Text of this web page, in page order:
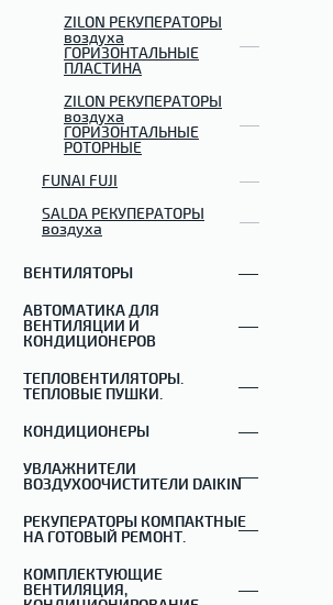
ZILON РЕКУПЕРАТОРЫ
воздуха
ГОРИЗОНТАЛЬНЫЕ
ПЛАСТИНА
ZILON РЕКУПЕРАТОРЫ
воздуха
ГОРИЗОНТАЛЬНЫЕ
РОТОРНЫЕ
FUNAI FUJI
SALDA РЕКУПЕРАТОРЫ
воздуха
ВЕНТИЛЯТОРЫ
АВТОМАТИКА ДЛЯ
ВЕНТИЛЯЦИИ И
КОНДИЦИОНЕРОВ
ТЕПЛОВЕНТИЛЯТОРЫ.
ТЕПЛОВЫЕ ПУШКИ.
КОНДИЦИОНЕРЫ
УВЛАЖНИТЕЛИ
ВОЗДУХООЧИСТИТЕЛИ DAIKIN
РЕКУПЕРАТОРЫ КОМПАКТНЫЕ
НА ГОТОВЫЙ РЕМОНТ.
КОМПЛЕКТУЮЩИЕ
ВЕНТИЛЯЦИЯ,